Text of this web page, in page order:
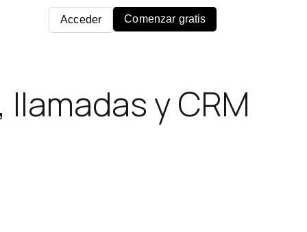
Acceder Comenzar gratis
y CRM